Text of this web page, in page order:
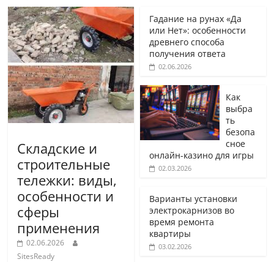
Складские и
строительные
тележки: виды,
особенности и
сферы
применения
02.06.2026
SitesReady
Гадание на рунах «Да
или Нет»: особенности
древнего способа
получения ответа
02.06.2026
Как
выбра
ть
безопа
сное
онлайн-казино для игры
02.03.2026
Варианты установки
электрокарнизов во
время ремонта
квартиры
03.02.2026